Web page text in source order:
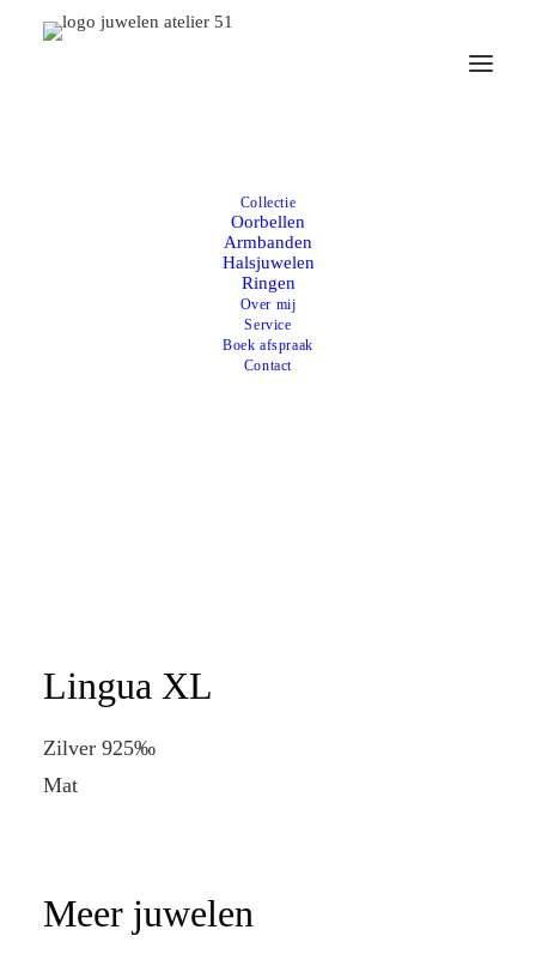
Collectie
Oorbellen
Armbanden
Halsjuwelen
Ringen
Over mij
Service
Boek afspraak
Contact
Lingua XL
Zilver 925‰
Mat
Meer juwelen